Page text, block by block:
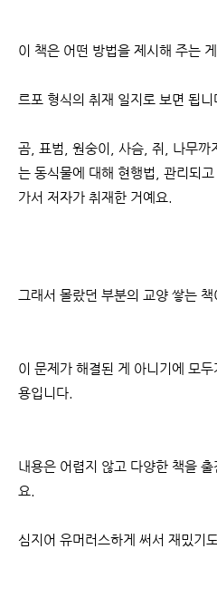
이 책은 어떤 방법을 제시해 주는
르포 형식의 취재 일지로 보면 됩니
곰, 표범, 원숭이, 사슴, 쥐, 나무까
는 동식물에 대해 현행법, 관리되
가서 저자가 취재한 거예요.
그래서 몰랐던 부분의 교양 쌓는
이 문제가 해결된 게 아니기에 모
용입니다.
내용은 어렵지 않고 다양한 책을
요.
심지어 유머러스하게 써서 재밌기